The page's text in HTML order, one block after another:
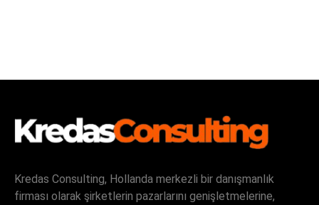
Kredas Consulting, Hollanda merkezli bir danışmanlık
firması olarak şirketlerin pazarlarını genişletmelerine,